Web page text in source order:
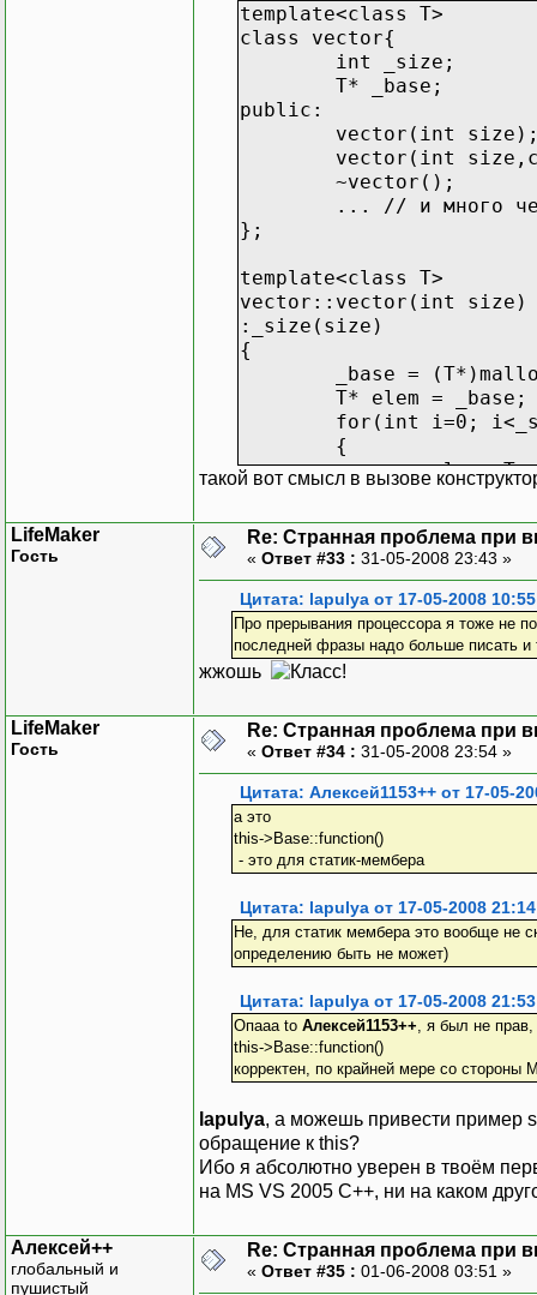
template<class T>
class vector{
int _size;
T* _base;
public:
vector(int
vector(int
~vector();
... // и много
};
template<class T>
vector::vector(int size)
:_size(size)
{
_base =
T* elem = _base;
for(int i=0;
{
elem-
elem++;
}
}
template<class T>
vector::vector(int
:_size(size)
{
_base =
for(int i=0;
{
elem-
elem++;
}
template<class T>
vector::~vector()
{
T* elem = _base;
for(int i=0;
{
elem-
}
free(_base);
}
такой вот смысл в вызове
LifeMaker
Гость
Re: Странная проблема при
« Ответ #33 : 31-05-2008 23:43 »
Цитата: lapulya от 17-05-2008 10:55
Про прерывания процессора я тоже не
последней фразы надо больше писать и
жжошь
LifeMaker
Гость
Re: Странная проблема при
« Ответ #34 : 31-05-2008 23:54 »
Цитата: Алексей1153++ от 17-05-
а это
this->Base::function()
- это для статик-мембера
Цитата: lapulya от 17-05-2008 21:14
Не, для статик мембера это вообще не
определению быть не может)
Цитата: lapulya от 17-05-2008 21:53
Опааа to Алексей1153++ , я был не
this->Base::function()
корректен, по крайней мере со стороны
lapulya, а можешь привести пример
обращение к this?
Ибо я абсолютно уверен в твоём
на MS VS 2005 С++, ни на каком
Алексей++
глобальный и
пушистый
Re: Странная проблема при
« Ответ #35 : 01-06-2008 03:51 »